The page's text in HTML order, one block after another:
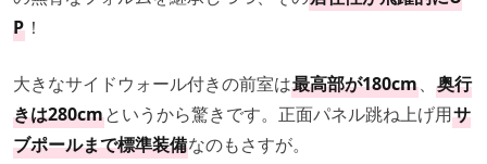
P ！
大きなサイドウォール付きの前室は最高部が180cm、 奥行
きは280cmというから驚きです。正面パネル跳ね上げ用サ
ブポールまで標準装備なのもさすが。